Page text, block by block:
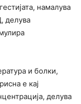
намалува
делува
и болки,
е кај
делува